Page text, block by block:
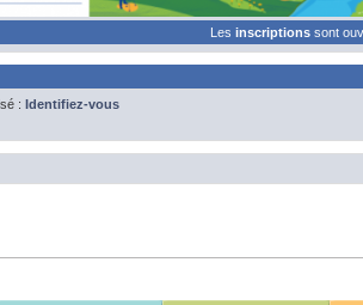
Les inscriptions sont
: Identifiez-vous